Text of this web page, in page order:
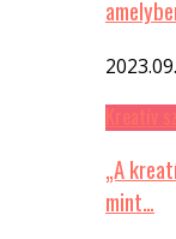
„A
mint…